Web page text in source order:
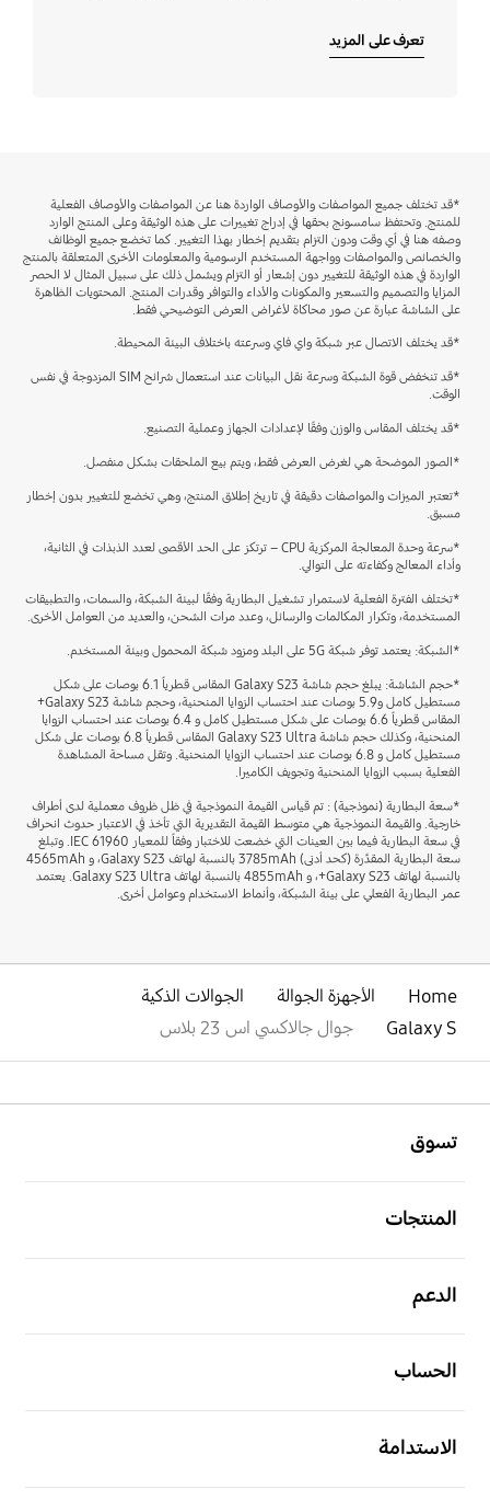
تعرف على المزيد
*قد تختلف جميع المواصفات والأوصاف الواردة هنا عن المواصفات والأوصاف الفعلية
للمنتج. وتحتفظ سامسونج بحقها في إدراج تغييرات على هذه الوثيقة وعلى المنتج الوارد
وصفه هنا في أي وقت ودون التزام بتقديم إخطار بهذا التغيير. كما تخضع جميع الوظائف
والخصائص والمواصفات وواجهة المستخدم الرسومية والمعلومات الأخرى المتعلقة بالمنتج
الواردة في هذه الوثيقة للتغيير دون إشعار أو التزام ويشمل ذلك على سبيل المثال لا الحصر
المزايا والتصميم والتسعير والمكونات والأداء والتوافر وقدرات المنتج. المحتويات الظاهرة
على الشاشة عبارة عن صور محاكاة لأغراض العرض التوضيحي فقط.
*قد يختلف الاتصال عبر شبكة واي فاي وسرعته باختلاف البيئة المحيطة.
*قد تنخفض قوة الشبكة وسرعة نقل البيانات عند استعمال شرائح SIM المزدوجة في نفس
الوقت.
*قد يختلف المقاس والوزن وفقًا لإعدادات الجهاز وعملية التصنيع.
*الصور الموضحة هي لغرض العرض فقط، ويتم بيع الملحقات بشكل منفصل.
*تعتبر الميزات والمواصفات دقيقة في تاريخ إطلاق المنتج، وهي تخضع للتغيير بدون إخطار
مسبق.
*سرعة وحدة المعالجة المركزية CPU – ترتكز على الحد الأقصى لعدد الذبذات في الثانية،
وأداء المعالج وكفاءته على التوالي.
*تختلف الفترة الفعلية لاستمرار تشغيل البطارية وفقًا لبيئة الشبكة، والسمات، والتطبيقات
المستخدمة، وتكرار المكالمات والرسائل، وعدد مرات الشحن، والعديد من العوامل الأخرى.
*الشبكة: يعتمد توفر شبكة 5G على البلد ومزود شبكة المحمول وبيئة المستخدم.
*حجم الشاشة: يبلغ حجم شاشة Galaxy S23 المقاس قطرياً 6.1 بوصات على شكل
مستطيل كامل و5.9 بوصات عند احتساب الزوايا المنحنية، وحجم شاشة Galaxy S23+
المقاس قطرياً 6.6 بوصات على شكل مستطيل كامل و 6.4 بوصات عند احتساب الزوايا
المنحنية، وكذلك حجم شاشة Galaxy S23 Ultra المقاس قطرياً 6.8 بوصات على شكل
مستطيل كامل و 6.8 بوصات عند احتساب الزوايا المنحنية. وتقل مساحة المشاهدة
الفعلية بسبب الزوايا المنحنية وتجويف الكاميرا.
*سعة البطارية (نموذجية) : تم قياس القيمة النموذجية في ظل ظروف معملية لدى أطراف
خارجية. والقيمة النموذجية هي متوسط القيمة التقديرية التي تأخذ في الاعتبار حدوث انحراف
في سعة البطارية فيما بين العينات التي خضعت للاختبار وفقاً للمعيار IEC 61960. وتبلغ
سعة البطارية المقدَّرة (كحد أدنى) 3785mAh بالنسبة لهاتف Galaxy S23، و 4565mAh
بالنسبة لهاتف Galaxy S23+، و 4855mAh بالنسبة لهاتف Galaxy S23 Ultra. يعتمد
عمر البطارية الفعلي على بيئة الشبكة، وأنماط الاستخدام وعوامل أخرى.
Home الأجهزة الجوالة
الجوالات الذكية
Galaxy S
جوال جالاكسي اس 23 بلاس
تسوق
المنتجات
الدعم
الحساب
الاستدامة